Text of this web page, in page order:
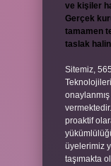
ve kişiler
Gerçek
tamamen
taslak
Sitemiz,
proaktif
üyelerimiz
taşımakta